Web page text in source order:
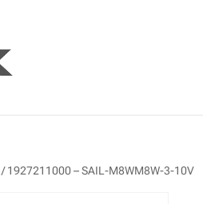
/ 1927211000 – SAIL-M8WM8W-3-10V